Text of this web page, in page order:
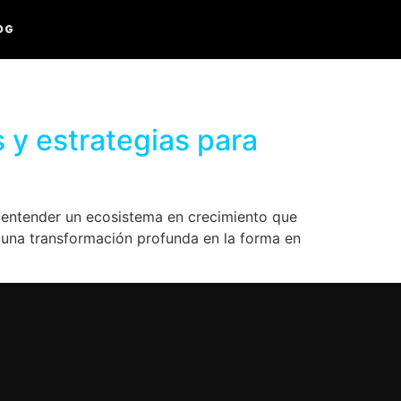
y estrategias para
un ecosistema en crecimiento que
transformación profunda en la forma en